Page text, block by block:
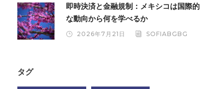
即時決済と金融規制：メキシコは国際的
な動向から何を学べるか
2026年7月21日 SOFIABGBG
タグ